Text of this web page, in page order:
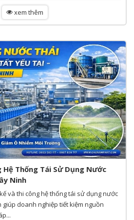
xem thêm
Hệ Thống Tái Sử Dụng Nước
Ninh
và thi công hệ thống tái sử dụng nước
giúp doanh nghiệp tiết kiệm nguồn